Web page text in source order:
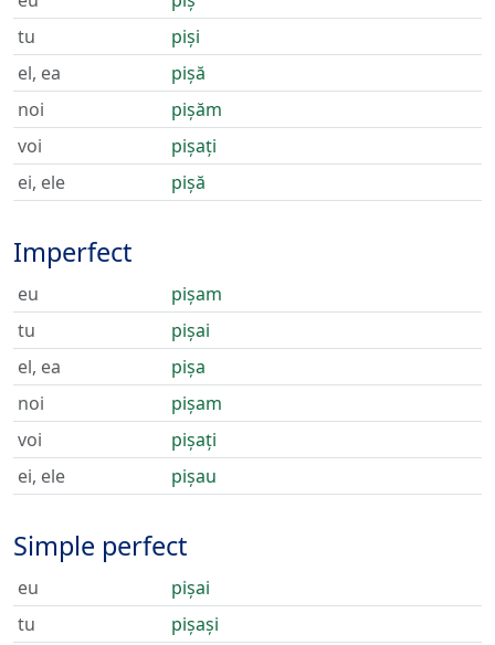
tu
piși
el, ea
pișă
noi
pișăm
voi
pișați
ei, ele
pișă
Imperfect
eu
pișam
tu
pișai
el, ea
pișa
noi
pișam
voi
pișați
ei, ele
pișau
Simple perfect
eu
pișai
tu
pișași